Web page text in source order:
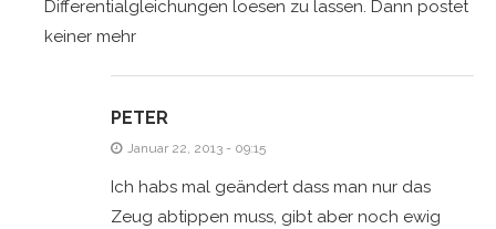
Differentialgleichungen loesen zu lassen. Dann postet
keiner mehr
PETER
Januar 22, 2013 - 09:15
Ich habs mal geändert dass man nur das
Zeug abtippen muss, gibt aber noch ewig